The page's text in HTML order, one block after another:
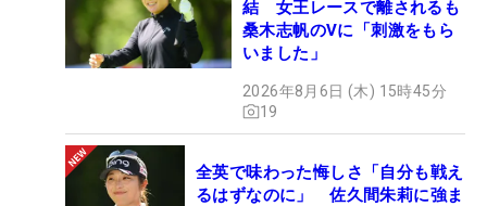
結 女王レースで離されるも
桑木志帆のVに「刺激をもら
いました」
2026年8月6日 (木) 15時45分
19
全英で味わった悔しさ「自分も戦え
るはずなのに」 佐久間朱莉に強ま